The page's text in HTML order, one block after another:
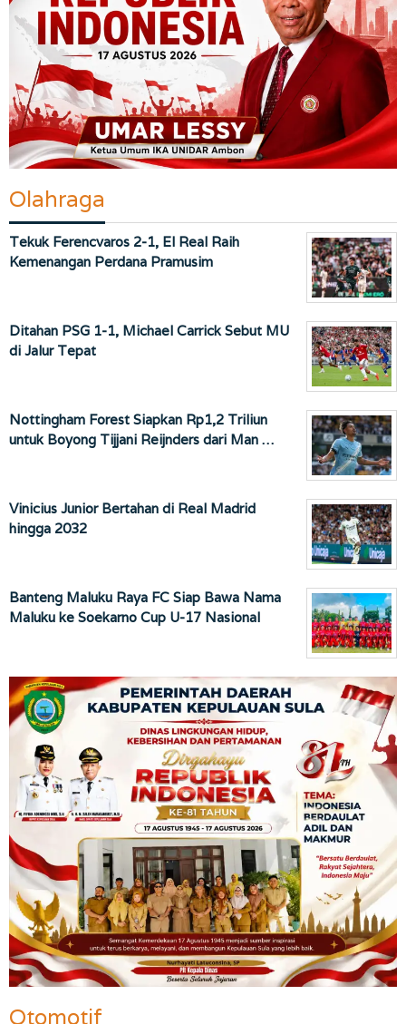
Olahraga
Tekuk Ferencvaros 2-1, El Real Raih
Kemenangan Perdana Pramusim
Ditahan PSG 1-1, Michael Carrick Sebut MU
di Jalur Tepat
Nottingham Forest Siapkan Rp1,2 Triliun
untuk Boyong Tijjani Reijnders dari Man …
Vinicius Junior Bertahan di Real Madrid
hingga 2032
Banteng Maluku Raya FC Siap Bawa Nama
Maluku ke Soekarno Cup U-17 Nasional
Otomotif